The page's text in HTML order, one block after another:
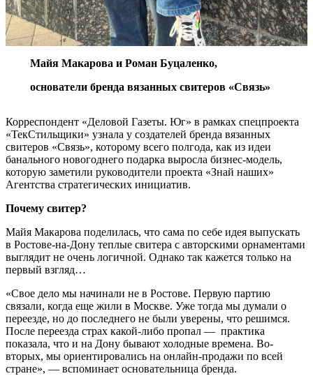
Майя Макарова и Роман Буцаленко,
основатели бренда вязанных свитеров «Связь»
Корреспондент «Деловой Газеты. Юг» в рамках спецпроекта
«ТекСтильщики» узнала у создателей бренда вязанных
свитеров «Связь», которому всего полгода, как из идеи
банального новогоднего подарка выросла бизнес-модель,
которую заметили руководители проекта «Знай наших»
Агентства стратегических инициатив.
Почему свитер?
Майя Макарова поделилась, что сама по себе идея выпускать
в Ростове-на-Дону теплые свитера с авторскими орнаментами
выглядит не очень логичной. Однако так кажется только на
первый взгляд…
«Свое дело мы начинали не в Ростове. Первую партию
связали, когда еще жили в Москве. Уже тогда мы думали о
переезде, но до последнего не были уверены, что решимся.
После переезда страх какой-либо пропал — практика
показала, что и на Дону бывают холодные времена. Во-
вторых, мы ориентировались на онлайн-продажи по всей
стране», — вспоминает основательница бренда.